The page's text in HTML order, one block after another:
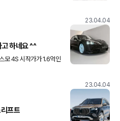
23.04.04
하네요 ^^
모 4S 시작가가 1.6억인
23.04.04
프트